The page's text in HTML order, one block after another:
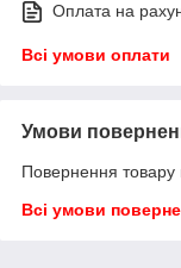
Оплата на
Всі умови оплати
Умови
Повернення товару
Всі умови